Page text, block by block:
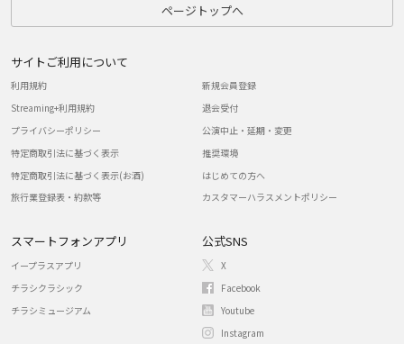
ページトップへ
サイトご利用について
利用規約
Streaming+利用規約
プライバシーポリシー
特定商取引法に基づく表示
特定商取引法に基づく表示(お酒)
旅行業登録表・約款等
新規会員登録
退会受付
公演中止・延期・変更
推奨環境
はじめての方へ
カスタマーハラスメントポリシー
スマートフォンアプリ
イープラスアプリ
チラシクラシック
チラシミュージアム
公式SNS
X
Facebook
Youtube
Instagram